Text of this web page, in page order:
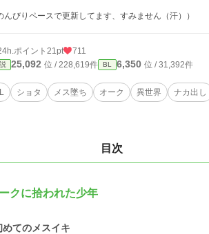
んびりペースで更新してます、すみません（汗））
ポイント 21pt 711
25,092 位 / 228,619件 BL 6,350 位 / 31,392件
ショタ メス墜ち オーク 異世界 ナカ出し
目次
クに拾われた少年
めてのメスイキ